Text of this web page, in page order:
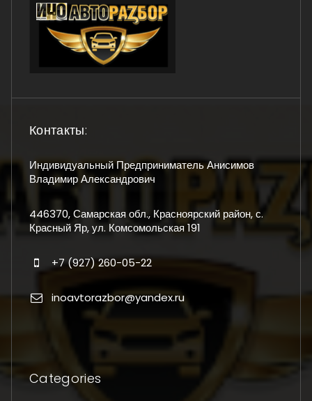
Контакты:
Индивидуальный Предприниматель Анисимов
Владимир Александрович
446370, Самарская обл., Красноярский район, с.
Красный Яр, ул. Комсомольская 191
+7 (927) 260-05-22
inoavtorazbor@yandex.ru
Categories